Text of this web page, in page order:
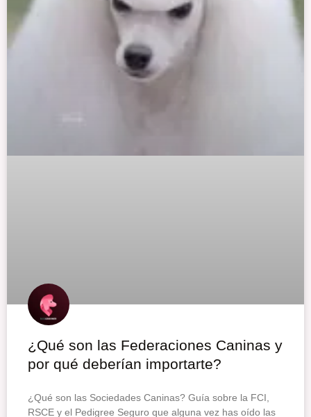
¿Qué son las Federaciones Caninas y
por qué deberían importarte?
¿Qué son las Sociedades Caninas? Guía sobre la FCI,
RSCE y el Pedigree Seguro que alguna vez has oído las